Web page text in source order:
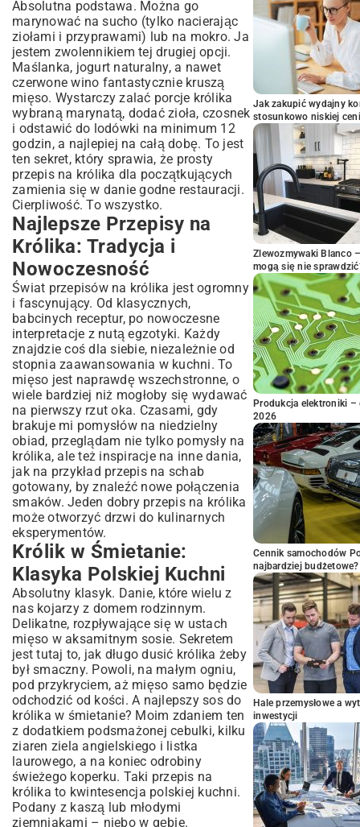
Absolutna podstawa. Można go
marynować na sucho (tylko nacierając
ziołami i przyprawami) lub na mokro. Ja
jestem zwolennikiem tej drugiej opcji.
Maślanka, jogurt naturalny, a nawet
czerwone wino fantastycznie kruszą
mięso. Wystarczy zalać porcje królika
wybraną marynatą, dodać zioła, czosnek
i odstawić do lodówki na minimum 12
godzin, a najlepiej na całą dobę. To jest
ten sekret, który sprawia, że prosty
przepis na królika dla początkujących
zamienia się w danie godne restauracji.
Cierpliwość. To wszystko.
Najlepsze Przepisy na
Królika: Tradycja i
Nowoczesność
Świat przepisów na królika jest ogromny
i fascynujący. Od klasycznych,
babcinych receptur, po nowoczesne
interpretacje z nutą egzotyki. Każdy
znajdzie coś dla siebie, niezależnie od
stopnia zaawansowania w kuchni. To
mięso jest naprawdę wszechstronne, o
wiele bardziej niż mogłoby się wydawać
na pierwszy rzut oka. Czasami, gdy
brakuje mi pomysłów na niedzielny
obiad, przeglądam nie tylko pomysły na
królika, ale też inspiracje na inne dania,
jak na przykład przepis na schab
gotowany, by znaleźć nowe połączenia
smaków. Jeden dobry przepis na królika
może otworzyć drzwi do kulinarnych
eksperymentów.
Królik w Śmietanie:
Klasyka Polskiej Kuchni
Absolutny klasyk. Danie, które wielu z
nas kojarzy z domem rodzinnym.
Delikatne, rozpływające się w ustach
mięso w aksamitnym sosie. Sekretem
jest tutaj to, jak długo dusić królika żeby
był smaczny. Powoli, na małym ogniu,
pod przykryciem, aż mięso samo będzie
odchodzić od kości. A najlepszy sos do
królika w śmietanie? Moim zdaniem ten
z dodatkiem podsmażonej cebulki, kilku
ziaren ziela angielskiego i listka
laurowego, a na koniec odrobiny
świeżego koperku. Taki przepis na
królika to kwintesencja polskiej kuchni.
Podany z kaszą lub młodymi
ziemniakami – niebo w gębie.
Jak zakupić wydajny
stosunkowo niskiej
Zlewozmywaki Blanco
mogą się nie
Produkcja elektroniki –
2026
Cennik samochodów
najbardziej budżetowe?
Hale przemysłowe a
inwestycji